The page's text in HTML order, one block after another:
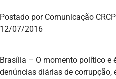
Postado por Comunicação
12/07/2016
Brasília – O momento político e
denúncias diárias de corrupção,